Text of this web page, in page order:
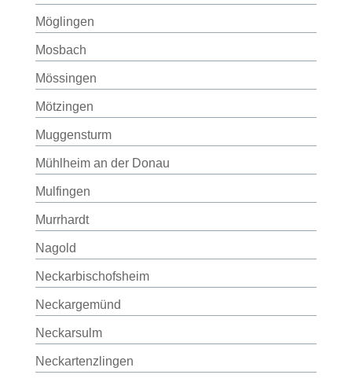
Möglingen
Mosbach
Mössingen
Mötzingen
Muggensturm
Mühlheim an der Donau
Mulfingen
Murrhardt
Nagold
Neckarbischofsheim
Neckargemünd
Neckarsulm
Neckartenzlingen